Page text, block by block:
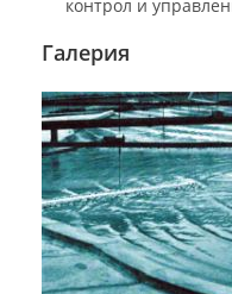
контрол и
Галерия